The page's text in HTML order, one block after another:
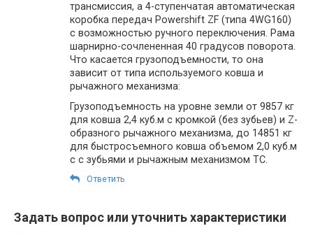
трансмиссия, а 4-ступенчатая автоматическая
коробка передач Powershift ZF (типа 4WG160)
с возможностью ручного переключения. Рама
шарнирно-сочлененная 40 градусов поворота.
Что касается грузоподъемности, то она
зависит от типа используемого ковша и
рычажного механизма:
Грузоподъемность на уровне земли от 9857 кг
для ковша 2,4 куб.м с кромкой (без зубьев) и Z-
образного рычажного механизма, до 14851 кг
для быстросъемного ковша объемом 2,0 куб.м
с с зубьями и рычажным механизмом TC.
Ответить
Задать вопрос или уточнить характеристики